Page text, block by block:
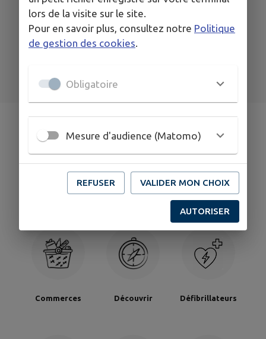
Don du sang
Commerces Découvrir Défibrillateurs
lors de la visite sur le site.
Pour en savoir plus, consultez notre Politique
de gestion des cookies.
Obligatoire
Mesure d'audience (Matomo)
REFUSER VALIDER MON CHOIX
AUTORISER